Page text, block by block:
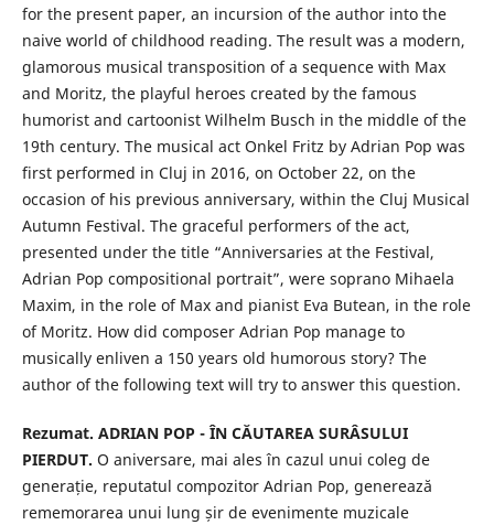
for the present paper, an incursion of the author into the
naive world of childhood reading. The result was a modern,
glamorous musical transposition of a sequence with Max
and Moritz, the playful heroes created by the famous
humorist and cartoonist Wilhelm Busch in the middle of the
19th century. The musical act Onkel Fritz by Adrian Pop was
first performed in Cluj in 2016, on October 22, on the
occasion of his previous anniversary, within the Cluj Musical
Autumn Festival. The graceful performers of the act,
presented under the title “Anniversaries at the Festival,
Adrian Pop compositional portrait”, were soprano Mihaela
Maxim, in the role of Max and pianist Eva Butean, in the role
of Moritz. How did composer Adrian Pop manage to
musically enliven a 150 years old humorous story? The
author of the following text will try to answer this question.
Rezumat. ADRIAN POP - ÎN CĂUTAREA SURÂSULUI
PIERDUT. O aniversare, mai ales în cazul unui coleg de
generație, reputatul compozitor Adrian Pop, generează
rememorarea unui lung șir de evenimente muzicale